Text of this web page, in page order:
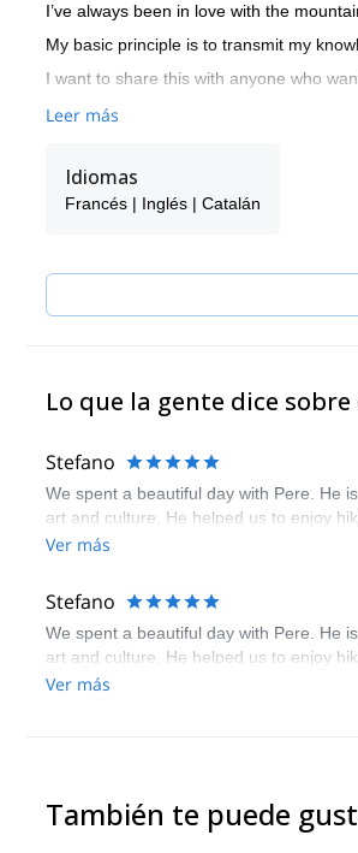
I’ve always been in love with the
My basic principle is to transmit my
I want to share this with anyone who
Leer más
Idiomas
Francés | Inglés | Catalán
Lo que la gente dice sobre
Stefano
We spent a beautiful day with Pere. He
art and culture. He helped us to enjoy
Ver más
Stefano
We spent a beautiful day with Pere. He
art and culture. He helped us to enjoy
Ver más
También te puede